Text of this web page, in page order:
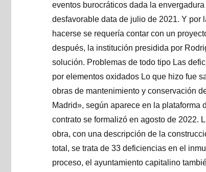
eventos burocráticos dada la
desfavorable data de julio de 2021. Y por
hacerse se requería contar con un
después, la institución presidida por
solución. Problemas de todo tipo Las
por elementos oxidados Lo que hizo fue
obras de mantenimiento y conservación
Madrid», según aparece en la plataforma
contrato se formalizó en agosto de 2022.
obra, con una descripción de la
total, se trata de 33 deficiencias en el
proceso, el ayuntamiento capitalino